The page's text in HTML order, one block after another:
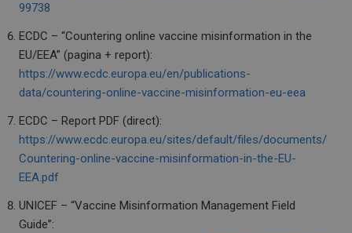
99738
ECDC – “Countering online vaccine misinformation in the
EU/EEA” (pagina + report):
https://www.ecdc.europa.eu/en/publications-
data/countering-online-vaccine-misinformation-eu-eea
ECDC – Report PDF (direct):
https://www.ecdc.europa.eu/sites/default/files/documents/
Countering-online-vaccine-misinformation-in-the-EU-
EEA.pdf
UNICEF – “Vaccine Misinformation Management Field
Guide”: